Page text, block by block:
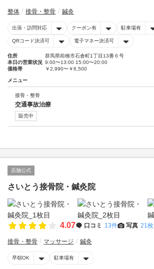
整体 接骨・整骨 鍼灸
出張・訪問対応 クーポン有 駐車場有
QRコード決済可 電子マネー決済可
住所
群馬県前橋市石倉町1丁目13番６号
本日の営業状況 9:00〜13:00 15:00〜20:00
価格帯
￥2,990〜￥6,500
メニュー
接骨・整骨
交通事故治療
販売中
店舗公式
さいとう接骨院・鍼灸院
4.07 口コミ 13件 写真 21枚
接骨・整骨 マッサージ 鍼灸
早朝OK 駐車場有